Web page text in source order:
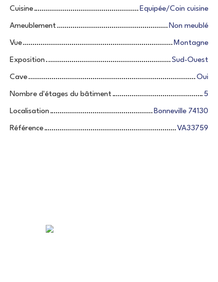
Cuisine Equipée/Coin cuisine
Ameublement Non meublé
Vue Montagne
Exposition Sud-Ouest
Cave Oui
Nombre d'étages du bâtiment 5
Localisation Bonneville 74130
Référence VA33759